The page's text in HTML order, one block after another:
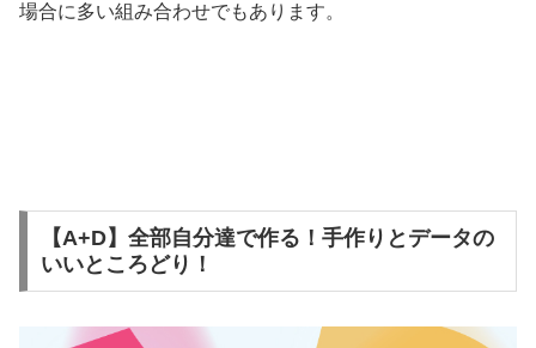
場合に多い組み合わせでもあります。
【A+D】全部自分達で作る！手作りとデータの
いいところどり！